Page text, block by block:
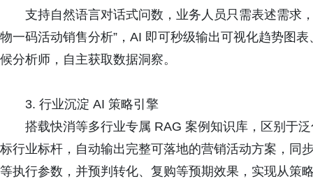
支持自然语言对话式问数，业务人员只需表述需求
物一码活动销售分析”，AI 即可秒级输出可视化趋势图
候分析师，自主获取数据洞察。
3. 行业沉淀 AI 策略引擎
搭载快消等多行业专属 RAG 案例知识库，区别于
标行业标杆，自动输出完整可落地的营销活动方案，同
等执行参数，并预判转化、复购等预期效果，实现从策